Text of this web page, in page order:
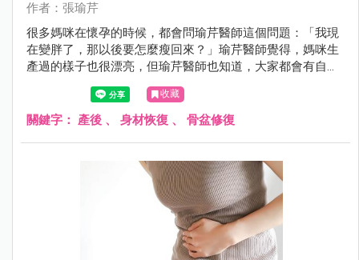
作者：張瑜芹
很多媽咪在懷孕的時候，都會問瑜芹醫師這個問題：「我現
在變胖了，那以後要怎麼瘦回來？」瑜芹醫師覺得，媽咪生
產過的樣子也很漂亮，但瑜芹醫師也知道，大家都會有自己
喜歡的樣子，今天瑜芹醫師就來談談：產後如何恢復身材 ？
收藏
關鍵字： 產後 、 身材恢復 、 骨盆修復